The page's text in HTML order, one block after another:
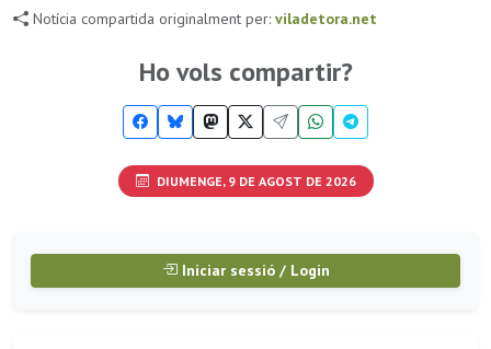
Notícia compartida originalment per: viladetora.net
Ho vols compartir?
DIUMENGE, 9 DE AGOST DE 2026
Iniciar sessió / Login